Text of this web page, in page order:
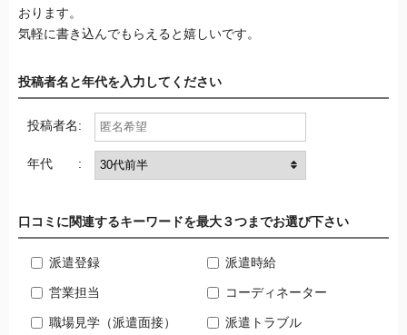
おります。
気軽に書き込んでもらえると嬉しいです。
投稿者名と年代を入力してください
投稿者名:
年代 :
口コミに関連するキーワードを最大３つまでお選び下さい
派遣登録 派遣時給
営業担当 コーディネーター
職場見学（派遣面接） 派遣トラブル